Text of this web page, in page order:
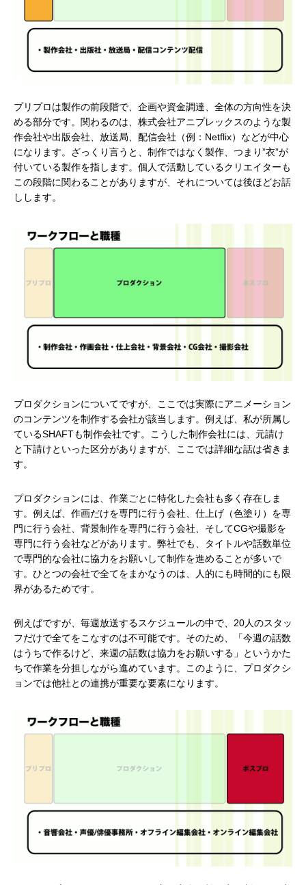
プリプロは製作の前段階で、企画や資金調達、全体の方向性を決
める部分です。関わるのは、株式会社アニプレックスのような製
作会社や出版会社、放送局、配信会社（例：Netflix）などが中心
になります。ざっくり言うと、制作ではなく製作、つまり”衣”が
付いている製作を指します。個人で活動しているクリエイターも
この段階に関わることがありますが、それについては後ほどお話
しします。
プロダクションについてですが、ここでは実際にアニメーション
のコンテンツを制作する会社が該当します。例えば、私が所属し
ているSHAFTも制作会社です。こうした制作会社には、元請け
と下請けといった区分がありますが、ここでは詳細な話は省きま
す。
プロダクションには、作業ごとに特化した会社も多く存在しま
す。例えば、作画だけを専門に行う会社、仕上げ（色塗り）を専
門に行う会社、背景制作を専門に行う会社、そしてCGや撮影を
専門に行う会社などがあります。弊社でも、タイトルや話数単位
で専門的な会社に協力をお願いして制作を進めることが多いで
す。ひとつの会社で全てをまかなうのは、人的にも時間的にも限
界があるためです。
例えばですが、毎週放送するスケジュールの中で、20人のスタッ
フだけで全てをこなすのは不可能です。そのため、「今週の話数
はうちで作るけど、来週の話数は協力をお願いする」というかた
ちで作業を分担しながら進めています。このように、プロダクシ
ョンでは他社との連携が重要な要素になります。